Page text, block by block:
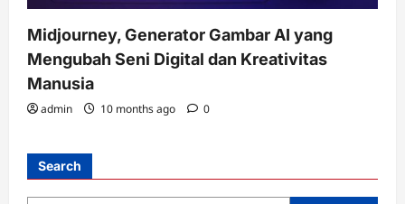
Midjourney, Generator Gambar AI yang
Mengubah Seni Digital dan Kreativitas
Manusia
admin 10 months ago 0
Search